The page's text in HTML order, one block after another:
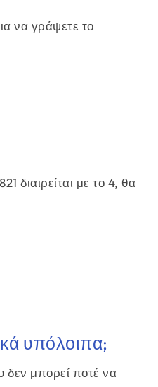
να γράψετε το
διαιρείται με το 4, θα
υπόλοιπα;
δεν μπορεί ποτέ να